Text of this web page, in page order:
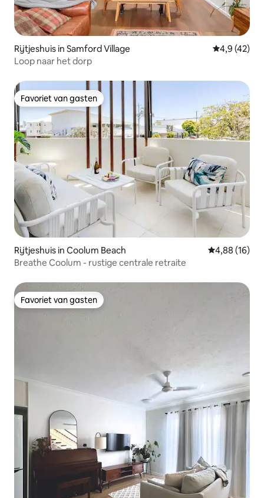
Rijtjeshuis in Samford Village
4,9 (42)
Loop naar het dorp
Favoriet van gasten
Favoriet van gasten
Rijtjeshuis in Coolum Beach Gemiddelde
4,88 (16)
Breathe Coolum - rustige centrale retraite
Favoriet van gasten
Favoriet van gasten